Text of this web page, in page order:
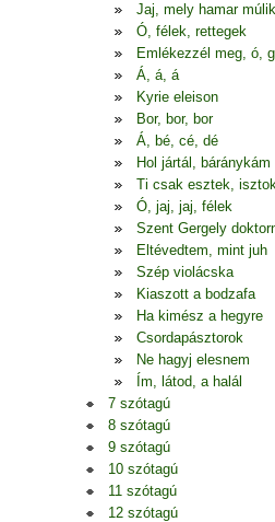
Jaj, mely hamar múlik
Ó, félek, rettegek
Emlékezzél meg, ó,
Á, á, á
Kyrie eleison
Bor, bor, bor
Á, bé, cé, dé
Hol jártál, báránykám
Ti csak esztek,
Ó, jaj, jaj, félek
Szent Gergely
Eltévedtem, mint juh
Szép violácska
Kiaszott a bodzafa
Ha kimész a hegyre
Csordapásztorok
Ne hagyj elesnem
Ím, látod, a halál
7 szótagú
8 szótagú
9 szótagú
10 szótagú
11 szótagú
12 szótagú